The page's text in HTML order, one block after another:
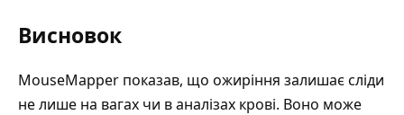
Висновок
MouseMapper показав, що ожиріння залишає сліди
не лише на вагах чи в аналізах крові. Воно може